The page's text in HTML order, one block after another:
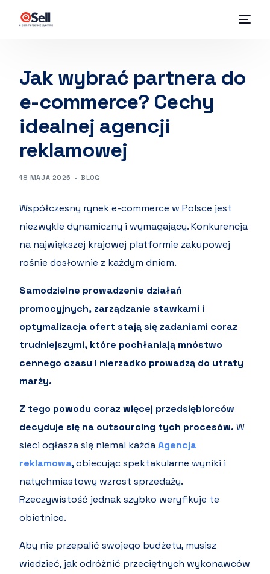
Jak wybrać partnera do
e-commerce? Cechy
idealnej agencji
reklamowej
18 MAJA 2026 BLOG
Współczesny rynek e-commerce w Polsce jest
niezwykle dynamiczny i wymagający. Konkurencja
na największej krajowej platformie zakupowej
rośnie dosłownie z każdym dniem.
Samodzielne prowadzenie działań
promocyjnych, zarządzanie stawkami i
optymalizacja ofert stają się zadaniami coraz
trudniejszymi, które pochłaniają mnóstwo
cennego czasu i nierzadko prowadzą do utraty
marży.
Z tego powodu coraz więcej przedsiębiorców
decyduje się na outsourcing tych procesów.W
sieci ogłasza się niemal każdaAgencja
reklamowa, obiecując spektakularne wyniki i
natychmiastowy wzrost sprzedaży.
Rzeczywistość jednak szybko weryfikuje te
obietnice.
Aby nie przepalić swojego budżetu, musisz
wiedzieć, jak odróżnić przeciętnych wykonawców